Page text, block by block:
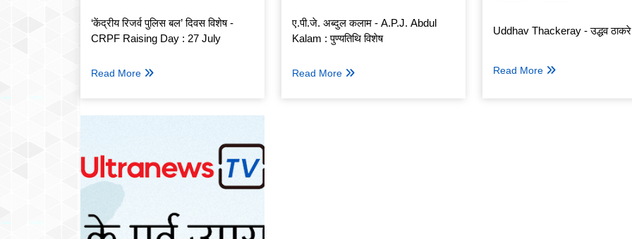
‘केंद्रीय रिजर्व पुलिस बल’ दिवस विशेष -
CRPF Raising Day : 27 July
Read More
ए.पी.जे. अब्दुल कलाम - A.P.J. Abdul
Kalam : पुण्यतिथि विशेष
Read More
Uddhav Thackeray - उद्धव ठाकरे
Read More